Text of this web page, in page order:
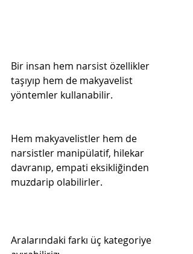
Bir insan hem narsist özellikler
taşıyıp hem de makyavelist
yöntemler kullanabilir.
Hem makyavelistler hem de
narsistler manipülatif, hilekar
davranıp, empati eksikliğinden
muzdarip olabilirler.
Aralarındaki farkı üç kategoriye